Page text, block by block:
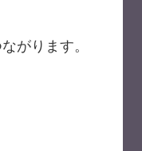
がります。